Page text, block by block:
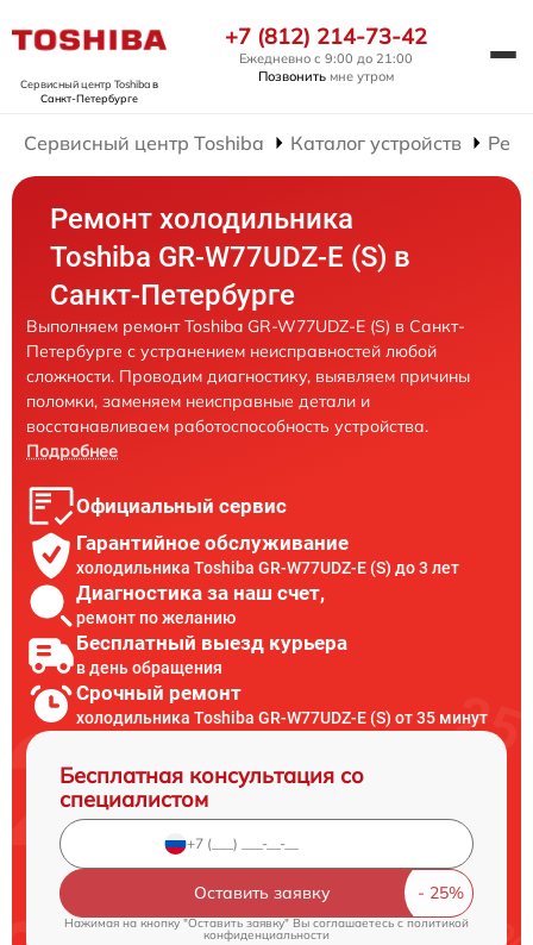
Сервисный центр Toshibaв
Санкт-Петербурге
+7 (812) 214-73-42
Ежедневно с 9:00 до 21:00
Позвонить мне утром
Сервисный центр Toshiba Каталог устройств
Ремонт холодильника
Toshiba GR-W77UDZ-E (S) в
Санкт-Петербурге
Выполняем ремонт Toshiba GR-W77UDZ-E (S) в Санкт-
Петербурге с устранением неисправностей любой
сложности. Проводим диагностику, выявляем причины
поломки, заменяем неисправные детали и
восстанавливаем работоспособность устройства.
Подробнее
Официальный сервис
Гарантийное обслуживание
холодильника Toshiba GR-W77UDZ-E (S) до 3 лет
Диагностика за наш счет,
ремонт по желанию
Бесплатный выезд курьера
в день обращения
Срочный ремонт
холодильника Toshiba GR-W77UDZ-E (S) от 35 минут
Бесплатная консультация со
специалистом
Оставить заявку
Нажимая на кнопку "Оставить заявку" Вы соглашаетесь cполитикой
конфиденциальности